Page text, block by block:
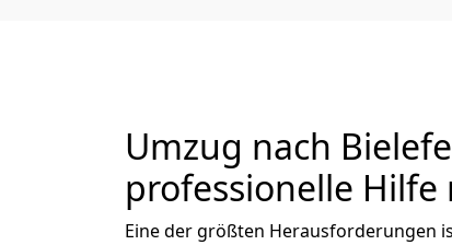
Umzug nach
professionelle Hilfe
Eine der größten Herausforderungen